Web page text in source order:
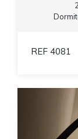
REF 4081